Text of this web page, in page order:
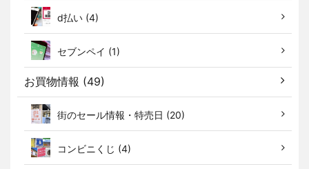
d払い (4)
セブンペイ (1)
お買物情報 (49)
街のセール情報・特売日 (20)
コンビニくじ (4)